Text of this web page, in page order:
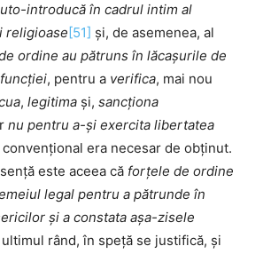
introducă în cadrul intim al
religioase [51] și, de asemenea, al
ordine au pătruns în lăcașurile de
, pentru a verifica, mai nou
, legitima și, sancționa
nu pentru a-și exercita libertatea
convențional era necesar de obținut.
este aceea că forțele de ordine
legal pentru a pătrunde în
și a constata așa-zisele
ultimul rând, în speță se justifică, și